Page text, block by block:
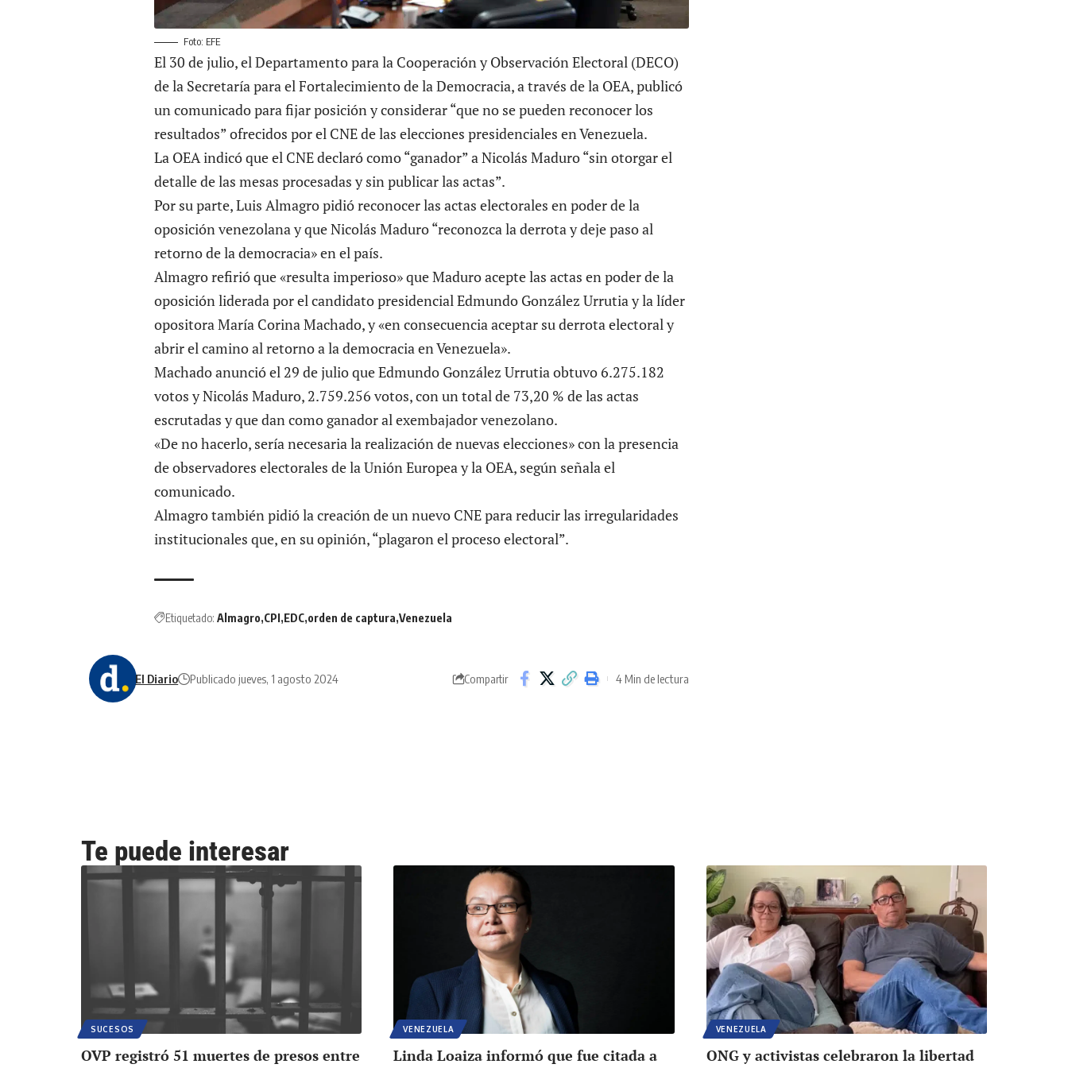
Foto: EFE
El 30 de julio, el Departamento para la Cooperación y Observación Electoral (DECO)
de la Secretaría para el Fortalecimiento de la Democracia, a través de la OEA,publicó
un comunicadopara fijar posición y considerar “que no se pueden reconocer los
resultados” ofrecidos por el CNE de las elecciones presidenciales en Venezuela.
La OEA indicó que el CNE declaró como “ganador” a Nicolás Maduro “sin otorgar el
detalle de las mesas procesadas y sin publicar las actas”.
Por su parte, Luis Almagro pidió reconocer las actas electorales en poder de la
oposición venezolana y que Nicolás Maduro “reconozca la derrota y deje paso al
retorno de la democracia» en el país.
Almagro refirió que «resulta imperioso» que Maduroacepte las actas en poder de la
oposición liderada por el candidato presidencial Edmundo González Urrutia y la líder
opositora María Corina Machado, y «en consecuencia aceptar su derrota electoral y
abrir el camino al retorno a la democracia en Venezuela».
Machado anunció el 29 de julio que Edmundo González Urrutia obtuvo 6.275.182
votos y Nicolás Maduro, 2.759.256 votos,con un total de 73,20 % de las actas
escrutadas y que dan como ganador al exembajador venezolano.
«De no hacerlo, sería necesaria la realización de nuevas elecciones» con la presencia
de observadores electorales de la Unión Europea y la OEA, según señala el
comunicado.
Almagro también pidió la creación de un nuevo CNE para reducir las irregularidades
institucionales que, en su opinión, “plagaron el proceso electoral”.
Etiquetado: Almagro CPI EDC orden de captura Venezuela
El Diario Publicado jueves, 1 agosto 2024 Compartir 4 Min de lectura
Te puede interesar
SUCESOS
OVP registró 51 muertes de presos entre
VENEZUELA
Linda Loaiza informó que fue citada a
VENEZUELA
ONG y activistas celebraron la libertad